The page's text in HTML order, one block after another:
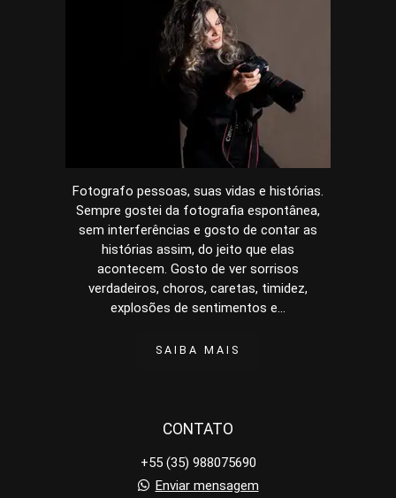
Fotografo pessoas, suas vidas e histórias.
Sempre gostei da fotografia espontânea,
sem interferências e gosto de contar as
histórias assim, do jeito que elas
acontecem. Gosto de ver sorrisos
verdadeiros, choros, caretas, timidez,
explosões de sentimentos e...
SAIBA MAIS
CONTATO
+55 (35) 988075690
Enviar mensagem